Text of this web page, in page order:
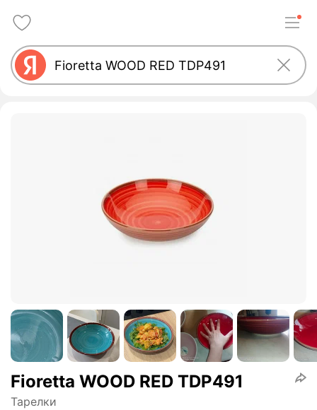
Fioretta WOOD RED TDP491
Тарелки